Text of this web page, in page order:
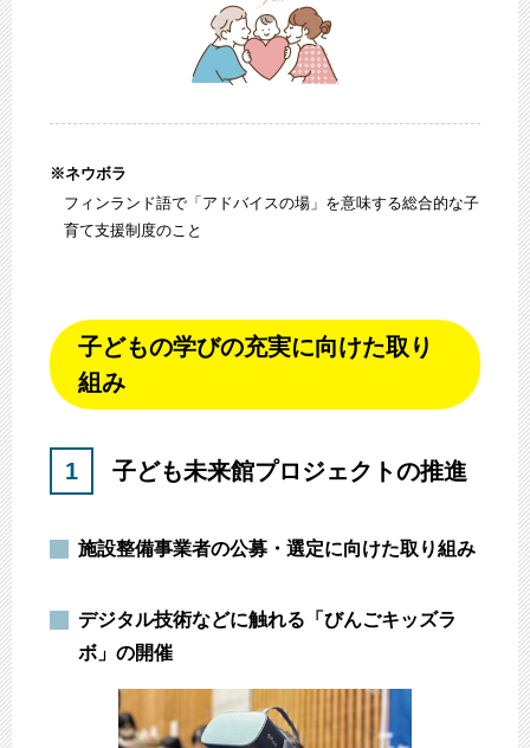
※ネウボラ
フィンランド語で「アドバイスの場」を意味する総合的な子
育て支援制度のこと
子どもの学びの充実に向けた取り
組み
1 子ども未来館プロジェクトの推進
施設整備事業者の公募・選定に向けた取り組み
デジタル技術などに触れる「びんごキッズラ
ボ」の開催